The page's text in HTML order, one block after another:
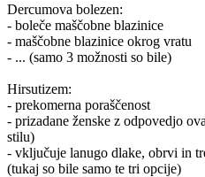
Dercumova bolezen:
- boleče maščobne blazinice
- maščobne blazinice okrog vratu
- ... (samo 3 možnosti so bile)
Hirsutizem:
- prekomerna poraščenost
- prizadane ženske z odpovedjo
stilu)
- vključuje lanugo dlake, obrvi in
(tukaj so bile samo te tri opcije)